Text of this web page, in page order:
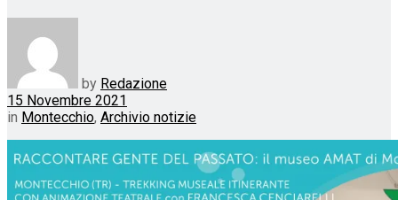
by Redazione
15 Novembre 2021
in Montecchio, Archivio notizie